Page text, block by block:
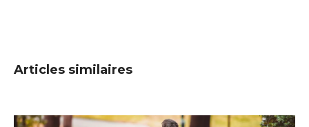
Articles similaires